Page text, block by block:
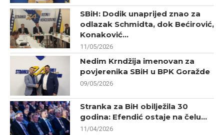
SBiH: Dodik unaprijed znao za
odlazak Schmidta, dok Bećirović,
Konaković...
11/05/2026
Nedim Krndžija imenovan za
povjerenika SBiH u BPK Goražde
09/05/2026
Stranka za BiH obilježila 30
godina: Efendić ostaje na čelu...
11/04/2026